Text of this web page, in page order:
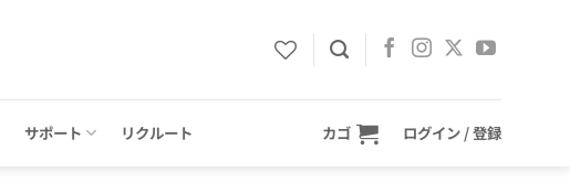
サポート リクルート カゴ ログイン / 登録